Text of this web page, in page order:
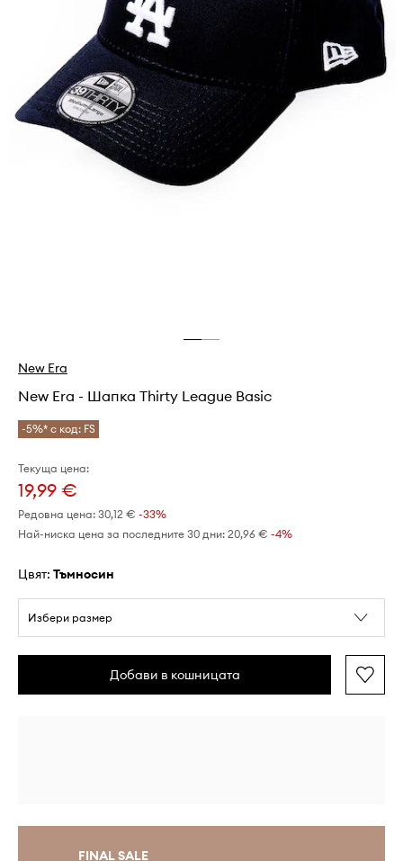
New Era
New Era - Шапка Thirty League Basic
-5%* с код: FS
Текуща цена:
19,99 €
Редовна цена: 30,12 € -33%
Най-ниска цена за последните 30 дни: 20,96 € -4%
Цвят: тъмносин
Избери размер
Добави в кошницата
FINAL SALE